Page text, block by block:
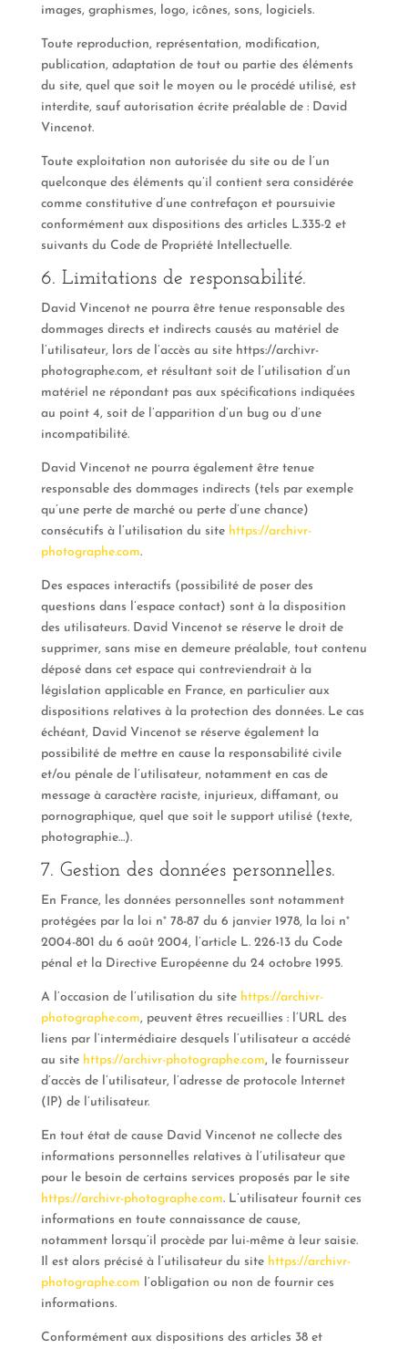
images, graphismes, logo, icônes, sons, logiciels.
Toute reproduction, représentation, modification,
publication, adaptation de tout ou partie des éléments
du site, quel que soit le moyen ou le procédé utilisé, est
interdite, sauf autorisation écrite préalable de : David
Vincenot.
Toute exploitation non autorisée du site ou de l’un
quelconque des éléments qu’il contient sera considérée
comme constitutive d’une contrefaçon et poursuivie
conformément aux dispositions des articles L.335-2 et
suivants du Code de Propriété Intellectuelle.
6. Limitations de responsabilité.
David Vincenot ne pourra être tenue responsable des
dommages directs et indirects causés au matériel de
l’utilisateur, lors de l’accès au site https://archivr-
photographe.com, et résultant soit de l’utilisation d’un
matériel ne répondant pas aux spécifications indiquées
au point 4, soit de l’apparition d’un bug ou d’une
incompatibilité.
David Vincenot ne pourra également être tenue
responsable des dommages indirects (tels par exemple
qu’une perte de marché ou perte d’une chance)
consécutifs à l’utilisation du site https://archivr-
photographe.com.
Des espaces interactifs (possibilité de poser des
questions dans l’espace contact) sont à la disposition
des utilisateurs. David Vincenot se réserve le droit de
supprimer, sans mise en demeure préalable, tout contenu
déposé dans cet espace qui contreviendrait à la
législation applicable en France, en particulier aux
dispositions relatives à la protection des données. Le cas
échéant, David Vincenot se réserve également la
possibilité de mettre en cause la responsabilité civile
et/ou pénale de l’utilisateur, notamment en cas de
message à caractère raciste, injurieux, diffamant, ou
pornographique, quel que soit le support utilisé (texte,
photographie…).
7. Gestion des données personnelles.
En France, les données personnelles sont notamment
protégées par la loi n° 78-87 du 6 janvier 1978, la loi n°
2004-801 du 6 août 2004, l’article L. 226-13 du Code
pénal et la Directive Européenne du 24 octobre 1995.
A l’occasion de l’utilisation du site https://archivr-
photographe.com, peuvent êtres recueillies : l’URL des
liens par l’intermédiaire desquels l’utilisateur a accédé
au site https://archivr-photographe.com, le fournisseur
d’accès de l’utilisateur, l’adresse de protocole Internet
(IP) de l’utilisateur.
En tout état de cause David Vincenot ne collecte des
informations personnelles relatives à l’utilisateur que
pour le besoin de certains services proposés par le site
https://archivr-photographe.com. L’utilisateur fournit ces
informations en toute connaissance de cause,
notamment lorsqu’il procède par lui-même à leur saisie.
Il est alors précisé à l’utilisateur du site https://archivr-
photographe.com l’obligation ou non de fournir ces
informations.
Conformément aux dispositions des articles 38 et